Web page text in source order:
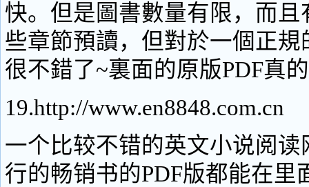
快。但是圖書數量有限，而
些章節預讀，但對於一個正
很不錯了~裏面的原版PDF真
19.http://www.en8848.com.cn
一个比较不错的英文小说阅
行的畅销书的PDF版都能在里